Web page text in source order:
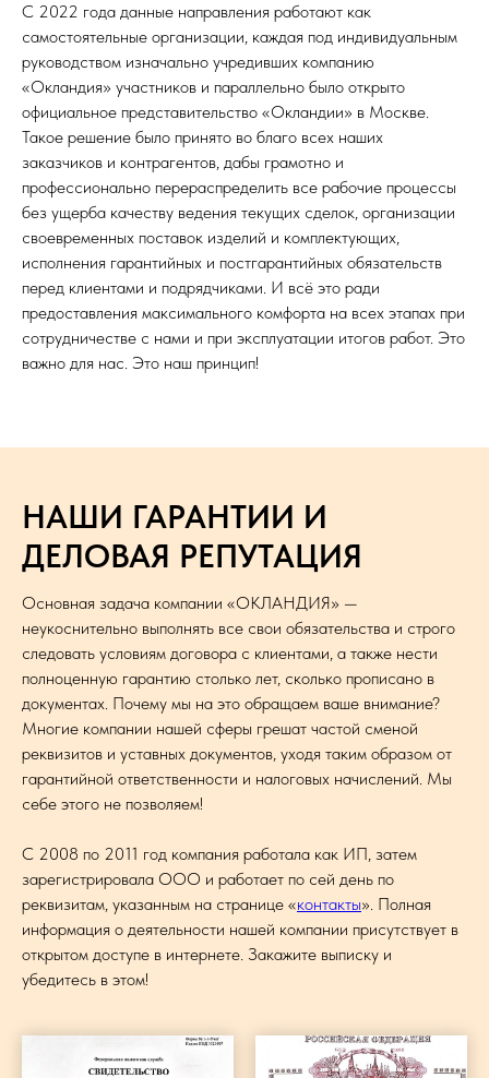
С 2022 года данные направления работают как
самостоятельные организации, каждая под индивидуальным
руководством изначально учредивших компанию
«Окландия» участников и параллельно было открыто
официальное представительство «Окландии» в Москве.
Такое решение было принято во благо всех наших
заказчиков и контрагентов, дабы грамотно и
профессионально перераспределить все рабочие процессы
без ущерба качеству ведения текущих сделок, организации
своевременных поставок изделий и комплектующих,
исполнения гарантийных и постгарантийных обязательств
перед клиентами и подрядчиками. И всё это ради
предоставления максимального комфорта на всех этапах при
сотрудничестве с нами и при эксплуатации итогов работ. Это
важно для нас. Это наш принцип!
НАШИ ГАРАНТИИ И
ДЕЛОВАЯ РЕПУТАЦИЯ
Основная задача компании «ОКЛАНДИЯ» —
неукоснительно выполнять все свои обязательства и строго
следовать условиям договора с клиентами, а также нести
полноценную гарантию столько лет, сколько прописано в
документах. Почему мы на это обращаем ваше внимание?
Многие компании нашей сферы грешат частой сменой
реквизитов и уставных документов, уходя таким образом от
гарантийной ответственности и налоговых начислений. Мы
себе этого не позволяем!
С 2008 по 2011 год компания работала как ИП, затем
зарегистрировала ООО и работает по сей день по
реквизитам, указанным на странице «контакты». Полная
информация о деятельности нашей компании присутствует в
открытом доступе в интернете. Закажите выписку и
убедитесь в этом!